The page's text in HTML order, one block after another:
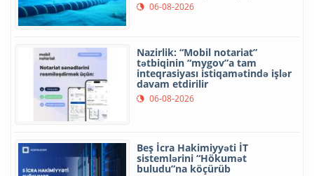
06-08-2026
Nazirlik: “Mobil notariat”
tətbiqinin “mygov”a tam
inteqrasiyası istiqamətində işlər
davam etdirilir
06-08-2026
Beş İcra Hakimiyyəti İT
sistemlərini “Hökumət
buludu”na köçürüb